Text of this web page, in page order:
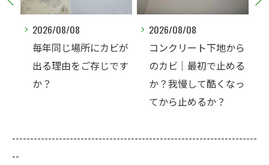
08/08
じ場所にカビが
由をご存じです
2026/08/08
コンクリート下地から
のカビ｜最初で止める
か？我慢して酷くなっ
てから止めるか？
夏なのに、
リート直張
ビ相談が増
ょうか？
--------------------------------------------------------------------
--